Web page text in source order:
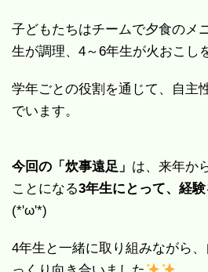
子どもたちはチームで夕食のメ
生が調理、4～6年生が火おこし
学年ごとの役割を通じて、自主
でいます。
今回の「炊事遠足」 は、来年か
ことになる3年生にとって、経
(*'ω'*)
4年生と一緒に取り組みながら